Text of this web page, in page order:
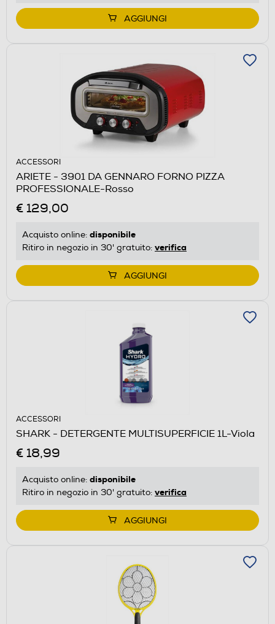
AGGIUNGI
ACCESSORI
ARIETE - 3901 DA GENNARO FORNO PIZZA
PROFESSIONALE-Rosso
€ 129,00
Acquisto online: disponibile
Ritiro in negozio in 30' gratuito: verifica
AGGIUNGI
ACCESSORI
SHARK - DETERGENTE MULTISUPERFICIE 1L-Viola
€ 18,99
Acquisto online: disponibile
Ritiro in negozio in 30' gratuito: verifica
AGGIUNGI